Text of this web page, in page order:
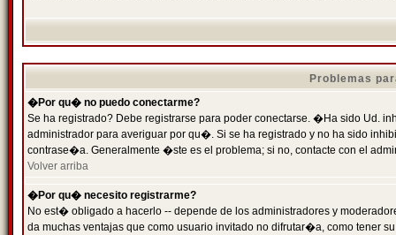
Problemas
�Por qu� no puedo conectarme?
Se ha registrado? Debe registrarse para poder conectarse. �Ha sido Ud.
administrador para averiguar por qu�. Si se ha registrado y no ha sido
contrase�a. Generalmente �ste es el problema; si no, contacte con el
Volver arriba
�Por qu� necesito registrarme?
No est� obligado a hacerlo -- depende de los administradores y
da muchas ventajas que como usuario invitado no difrutar�a, como tener